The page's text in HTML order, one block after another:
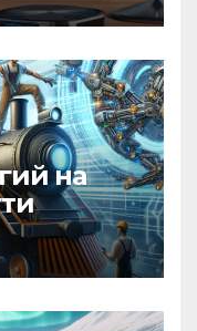
на